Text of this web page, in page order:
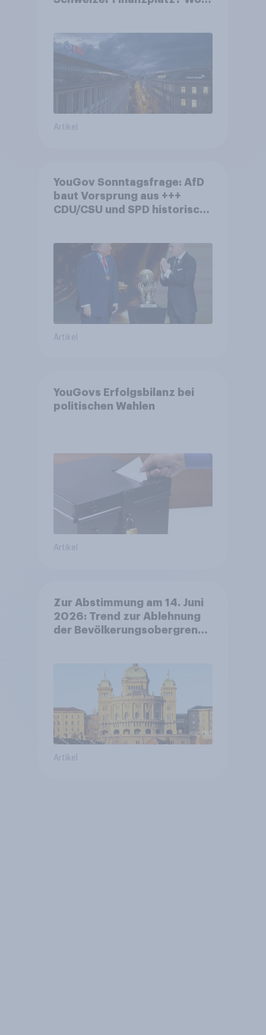
von Grossbanken steht
Artikel
YouGov Sonntagsfrage: AfD
baut Vorsprung aus +++
CDU/CSU und SPD historisch
Fußball-WM ohne Politik
Artikel
YouGovs Erfolgsbilanz bei
politischen Wahlen
Artikel
Zur Abstimmung am 14. Juni
2026: Trend zur Ablehnung
der Bevölkerungsobergrenze
Zivildienstgesetz sinken
Artikel